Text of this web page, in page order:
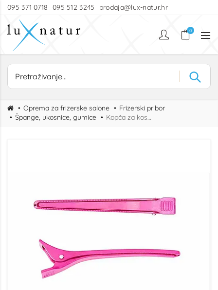
095 371 0718 095 512 3245 prodaja@lux-natur.hr
0
Oprema za frizerske salone
Frizerski pribor
Špange, ukosnice, gumice
Kopča za kosu roza 11,5 cm